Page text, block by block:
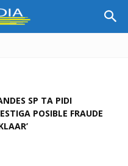
SP TA PIDI
POSIBLE FRAUDE